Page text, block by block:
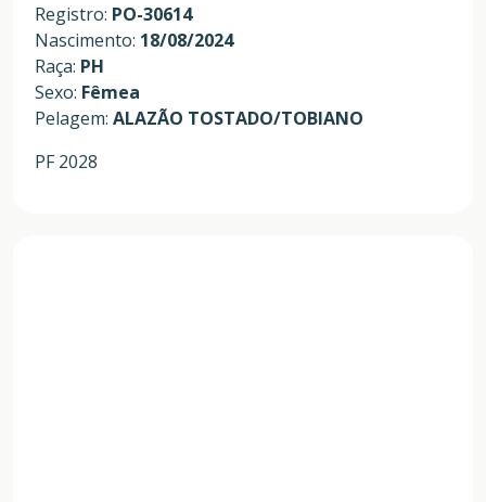
Registro: PO-30614
Nascimento: 18/08/2024
Raça: PH
Sexo: Fêmea
Pelagem: ALAZÃO TOSTADO/TOBIANO
PF 2028